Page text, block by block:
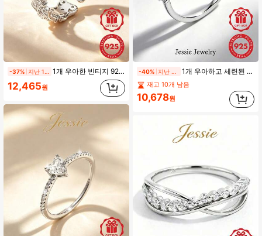
-37% 1개 우아한 빈티지 925 실버 큐빅 지르코니아 중공 디자인 반지 여성용, 데이트 파티 선물
12,465원
-40% 1개 우아하고 세련된 반짝이는 925 스털링 실버 지르코니아 & 라운드 스톤 상감 하트 디자인 반지, 여성, 가족 모임, 결혼식, 기념일, 결혼 기념일, 휴일 선물에 적합
재고 10개 남음
10,678원